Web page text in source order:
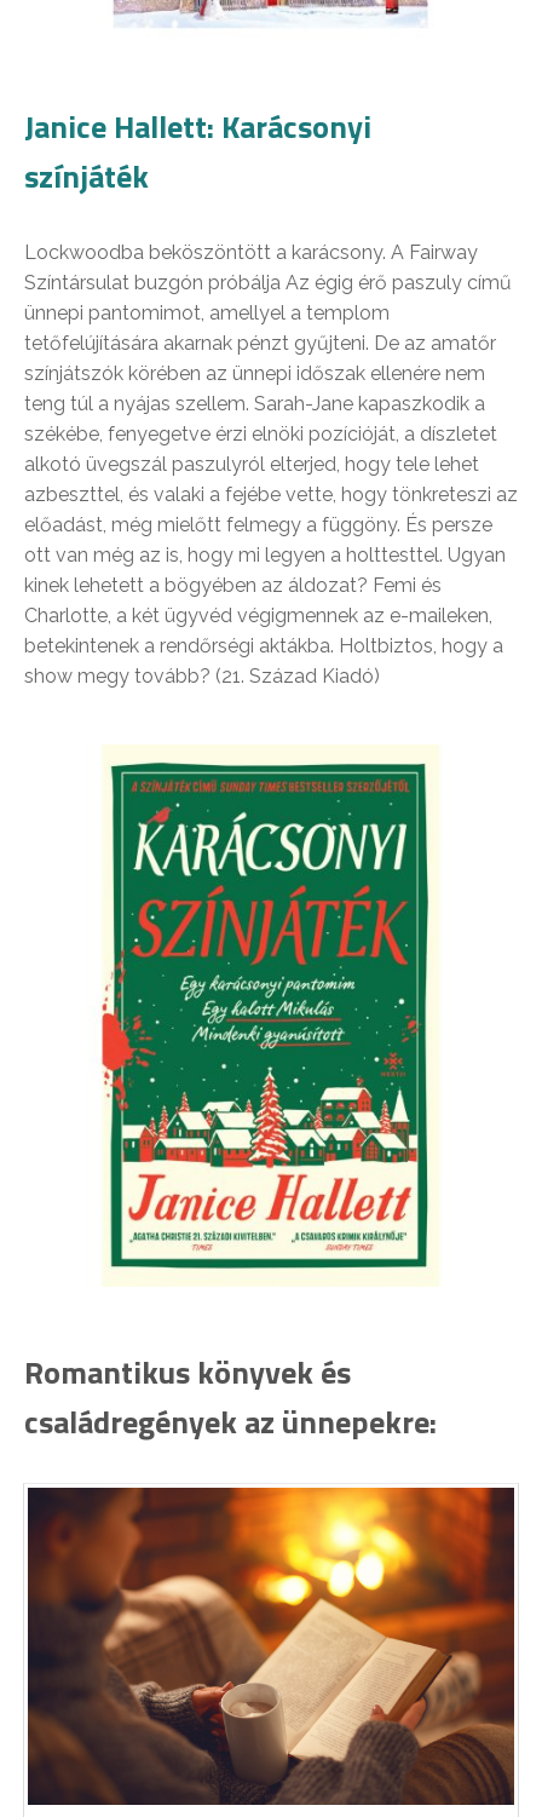
Janice Hallett: Karácsonyi
színjáték
Lockwoodba beköszöntött a karácsony. A Fairway
Színtársulat buzgón próbálja Az égig érő paszuly című
ünnepi pantomimot, amellyel a templom
tetőfelújítására akarnak pénzt gyűjteni. De az amatőr
színjátszók körében az ünnepi időszak ellenére nem
teng túl a nyájas szellem. Sarah-Jane kapaszkodik a
székébe, fenyegetve érzi elnöki pozícióját, a díszletet
alkotó üvegszál paszulyról elterjed, hogy tele lehet
azbeszttel, és valaki a fejébe vette, hogy tönkreteszi az
előadást, még mielőtt felmegy a függöny. És persze
ott van még az is, hogy mi legyen a holttesttel. Ugyan
kinek lehetett a bögyében az áldozat? Femi és
Charlotte, a két ügyvéd végigmennek az e-maileken,
betekintenek a rendőrségi aktákba. Holtbiztos, hogy a
show megy tovább? (21. Század Kiadó)
Romantikus könyvek és
családregények az ünnepekre: